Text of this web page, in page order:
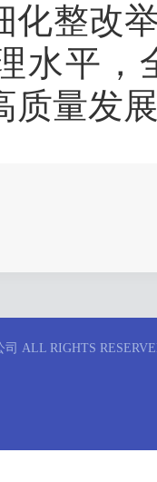
化整改
水平
质量发
ALL RIGHTS